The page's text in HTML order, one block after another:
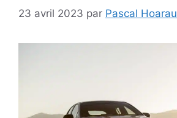
23 avril 2023 par Pascal Hoarau